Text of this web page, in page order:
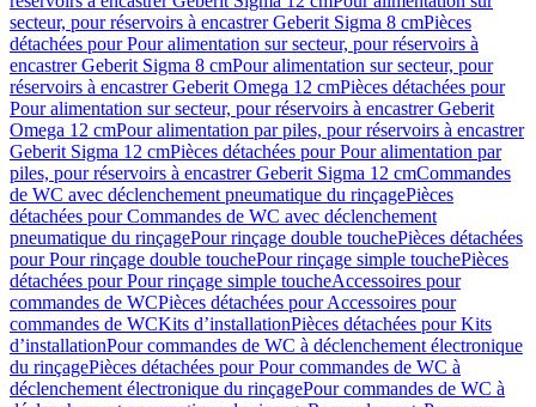
secteur, pour réservoirs à encastrer Geberit Sigma 8 cmPièces
détachées pour Pour alimentation sur secteur, pour réservoirs à
encastrer Geberit Sigma 8 cmPour alimentation sur secteur, pour
réservoirs à encastrer Geberit Omega 12 cmPièces détachées pour
Pour alimentation sur secteur, pour réservoirs à encastrer Geberit
Omega 12 cmPour alimentation par piles, pour réservoirs à encastrer
Geberit Sigma 12 cmPièces détachées pour Pour alimentation par
piles, pour réservoirs à encastrer Geberit Sigma 12 cmCommandes
de WC avec déclenchement pneumatique du rinçagePièces
détachées pour Commandes de WC avec déclenchement
pneumatique du rinçagePour rinçage double touchePièces détachées
pour Pour rinçage double touchePour rinçage simple touchePièces
détachées pour Pour rinçage simple toucheAccessoires pour
commandes de WCPièces détachées pour Accessoires pour
commandes de WCKits d’installationPièces détachées pour Kits
d’installationPour commandes de WC à déclenchement électronique
du rinçagePièces détachées pour Pour commandes de WC à
déclenchement électronique du rinçagePour commandes de WC à